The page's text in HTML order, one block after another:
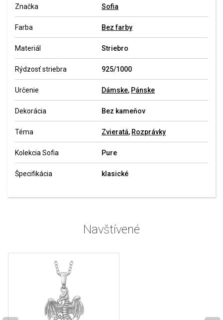
Značka Sofia
Farba Bez farby
Materiál Striebro
Rýdzosť striebra 925/1000
Určenie Dámske, Pánske
Dekorácia Bez kameňov
Téma Zvieratá, Rozprávky
Kolekcia Sofia Pure
Špecifikácia klasické
Navštívené